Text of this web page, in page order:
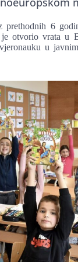
6
otvorio vrata u
u